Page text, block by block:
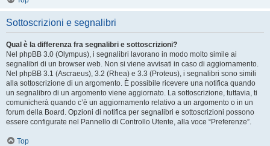
Sottoscrizioni e segnalibri
Qual è la differenza fra segnalibri e sottoscrizioni?
Nel phpBB 3.0 (Olympus), i segnalibri lavorano in modo molto simile ai
segnalibri di un browser web. Non si viene avvisati in caso di aggiornamento.
Nel phpBB 3.1 (Ascraeus), 3.2 (Rhea) e 3.3 (Proteus), i segnalibri sono simili
alla sottoscrizione di un argomento. È possibile ricevere una notifica quando
un segnalibro di un argomento viene aggiornato. La sottoscrizione, tuttavia, ti
comunicherà quando c’è un aggiornamento relativo a un argomento o in un
forum della Board. Opzioni di notifica per segnalibri e sottoscrizioni possono
essere configurate nel Pannello di Controllo Utente, alla voce “Preferenze”.
Top